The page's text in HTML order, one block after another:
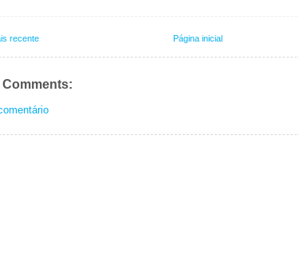
recente Página inicial